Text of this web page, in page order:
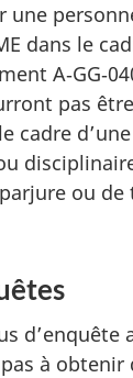
une
dans le
pas
cadre
ou de
d’enquête
pas à obtenir